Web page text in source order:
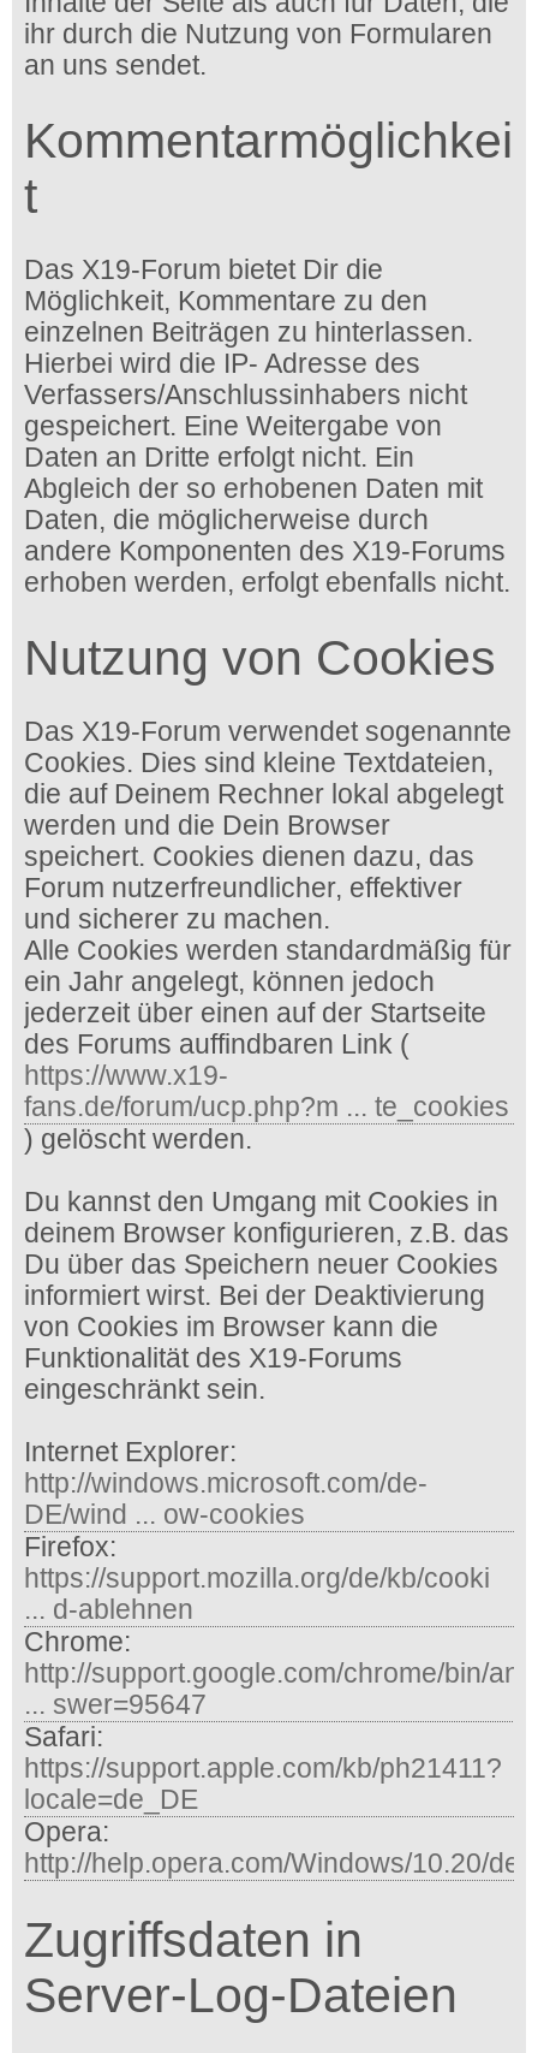
ihr durch die Nutzung von Formularen
an uns sendet.
Kommentarmöglichkei
t
Das X19-Forum bietet Dir die
Möglichkeit, Kommentare zu den
einzelnen Beiträgen zu hinterlassen.
Hierbei wird die IP- Adresse des
Verfassers/Anschlussinhabers nicht
gespeichert. Eine Weitergabe von
Daten an Dritte erfolgt nicht. Ein
Abgleich der so erhobenen Daten mit
Daten, die möglicherweise durch
andere Komponenten des X19-Forums
erhoben werden, erfolgt ebenfalls nicht.
Nutzung von Cookies
Das X19-Forum verwendet sogenannte
Cookies. Dies sind kleine Textdateien,
die auf Deinem Rechner lokal abgelegt
werden und die Dein Browser
speichert. Cookies dienen dazu, das
Forum nutzerfreundlicher, effektiver
und sicherer zu machen.
Alle Cookies werden standardmäßig für
ein Jahr angelegt, können jedoch
jederzeit über einen auf der Startseite
des Forums auffindbaren Link (
https://www.x19-
fans.de/forum/ucp.php?m ... te_cookies
) gelöscht werden.
Du kannst den Umgang mit Cookies in
deinem Browser konfigurieren, z.B. das
Du über das Speichern neuer Cookies
informiert wirst. Bei der Deaktivierung
von Cookies im Browser kann die
Funktionalität des X19-Forums
eingeschränkt sein.
Internet Explorer:
http://windows.microsoft.com/de-
DE/wind ... ow-cookies
Firefox:
https://support.mozilla.org/de/kb/cooki
... d-ablehnen
Chrome:
http://support.google.com/chrome/bin/an
... swer=95647
Safari:
https://support.apple.com/kb/ph21411?
locale=de_DE
Opera:
http://help.opera.com/Windows/10.20/de/
Zugriffsdaten in
Server-Log-Dateien